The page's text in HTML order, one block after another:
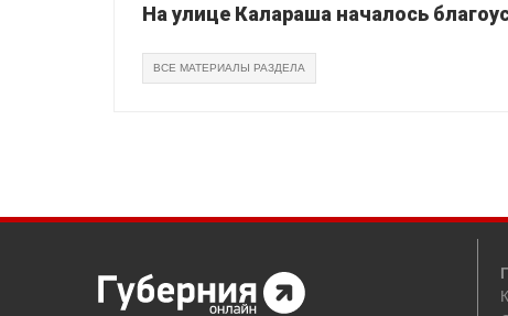
На улице Калараша началось
ВСЕ МАТЕРИАЛЫ РАЗДЕЛА